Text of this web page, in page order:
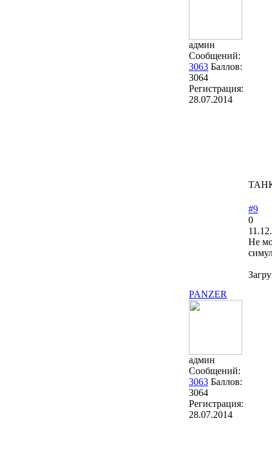
админ
Сообщений:
3063 Баллов:
3064
Регистрация:
28.07.2014
PANZER
админ
Сообщений:
3063 Баллов:
3064
Регистрация:
28.07.2014
#9
0
Не